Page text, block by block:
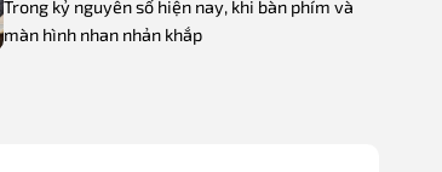
Trong kỷ nguyên số hiện nay, khi bàn phím và
màn hình nhan nhản khắp